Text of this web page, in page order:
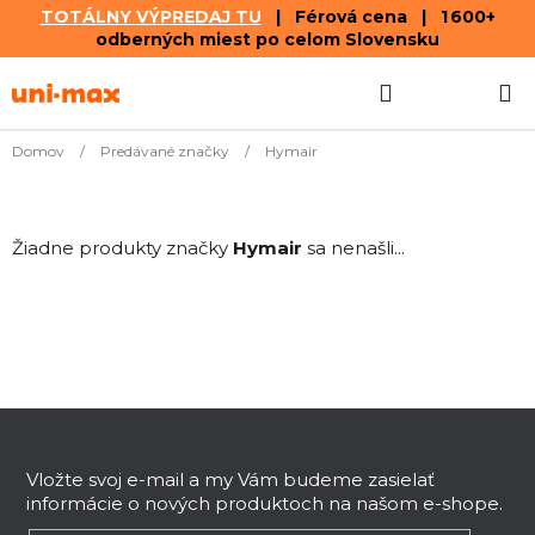
TOTÁLNY VÝPREDAJ TU | Férová cena | 1 600+
odberných miest po celom Slovensku
na
KOŠÍK
Domov / Predávané značky / Hymair
Žiadne produkty značky Hymair sa nenašli...
Vložte svoj e-mail a my Vám budeme zasielať
informácie o nových produktoch na našom e-shope.